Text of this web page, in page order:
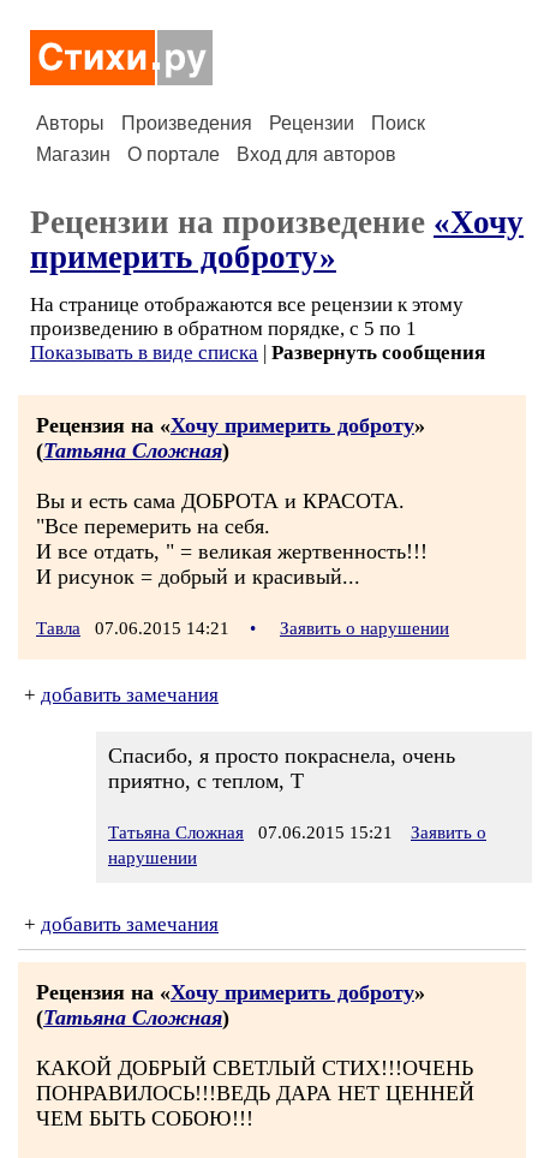
Авторы Произведения Рецензии
Поиск
Магазин
О портале Вход для авторов
Рецензии на произведение «Хочу
примерить доброту»
На странице отображаются все рецензии к этому
произведению в обратном порядке, с 5 по 1
Показывать в виде списка | Развернуть сообщения
Рецензия на «Хочу примерить доброту»
(Татьяна Сложная)
Вы и есть сама ДОБРОТА и КРАСОТА.
"Все перемерить на себя.
И все отдать, " = великая жертвенность!!!
И рисунок = добрый и красивый...
Тавла 07.06.2015 14:21 • Заявить о нарушении
+ добавить замечания
Спасибо, я просто покраснела, очень
приятно, с теплом, Т
Татьяна Сложная 07.06.2015 15:21
Заявить о
нарушении
+ добавить замечания
Рецензия на «Хочу примерить доброту»
(Татьяна Сложная)
КАКОЙ ДОБРЫЙ СВЕТЛЫЙ СТИХ!!!ОЧЕНЬ
ПОНРАВИЛОСЬ!!!ВЕДЬ ДАРА НЕТ ЦЕННЕЙ
ЧЕМ БЫТЬ СОБОЮ!!!